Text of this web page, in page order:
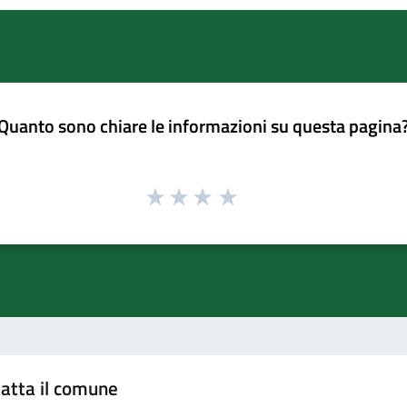
sono chiare le informazioni su questa
il comune